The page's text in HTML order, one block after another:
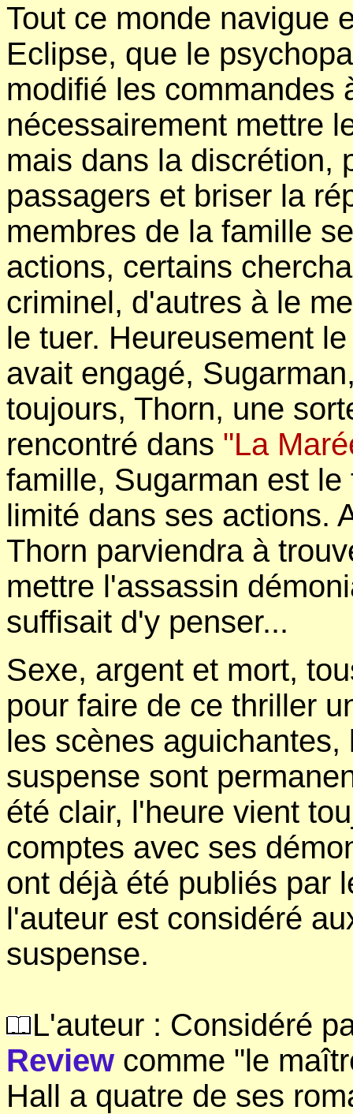
Tout ce monde navigue
Eclipse, que le
modifié les commandes
nécessairement mettre
mais dans la discrétion,
passagers et briser la
membres de la famille
actions, certains
criminel, d'autres à le
le tuer. Heureusement
avait engagé,
toujours, Thorn, une
rencontré dans "La
famille, Sugarman est
limité dans ses actions.
Thorn parviendra à
mettre l'assassin
suffisait d'y penser...
Sexe, argent et mort,
pour faire de ce thriller
les scènes
suspense sont
été clair, l'heure vient
comptes avec ses
ont déjà été publiés par
l'auteur est considéré
suspense.
L'auteur : Considéré
Review comme "le
Hall a quatre de ses